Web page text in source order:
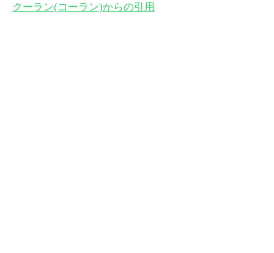
クーラン(コーラン)からの引用